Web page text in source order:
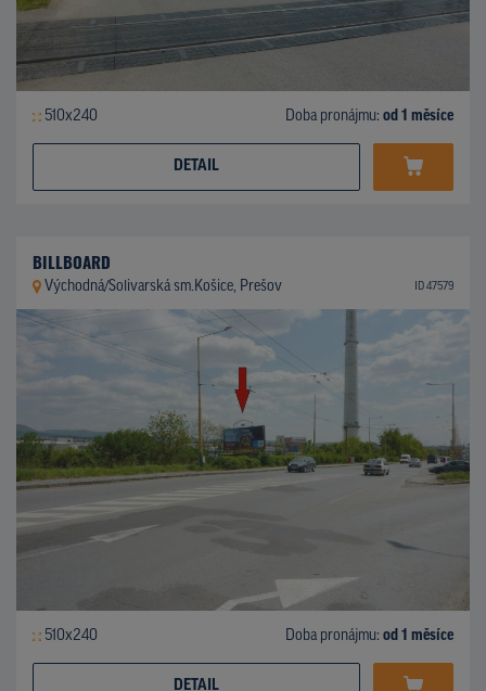
510x240 Doba pronájmu: od 1 měsíce
DETAIL
BILLBOARD
Východná/Solivarská sm.Košice, Prešov ID 47579
510x240 Doba pronájmu: od 1 měsíce
DETAIL